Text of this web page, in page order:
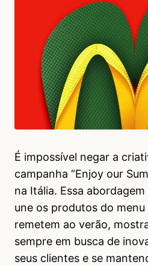
É impossível negar a
campanha “Enjoy our
na Itália. Essa
une os produtos do
remetem ao verão,
sempre em busca de
seus clientes e se